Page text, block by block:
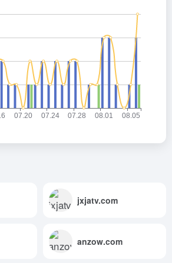
jxjatv.com
anzow.com